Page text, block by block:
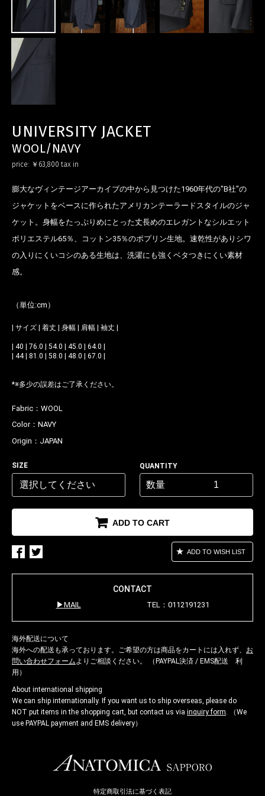
UNIVERSITY JACKET
WOOL/NAVY
price: ￥63,800 tax in
膨大なヴィンテージアーカイブの中から見つけた1960年代の"B社"の
ジャケットをベースに作られたアメリカンテーラードスタイルのジャ
ケット。身幅をたっぷりめにとった丈長めのエレガントなシルエット
ポリエステル65％、コットン35％のポプリン生地。速乾性がありシワ
の入りにくいコシのある生地は、洗濯にも強くベタつきにくい素材
感。
（単位:cm）
| サイズ | 着丈 | 身幅 | 肩幅 | 袖丈 |
| 40 | 76.0 | 54.0 | 45.0 | 64.0 |
| 44 | 81.0 | 58.0 | 48.0 | 67.0 |
*※多少の誤差はご了承ください。
Fabric： WOOL
Color： NAVY
Origin： JAPAN
SIZE QUANTITY
数量
ADD TO CART
お買い物を続ける カートへ進む
ADD TO WISH LIST
CONTACT
MAIL TEL：0112191231
海外配送について
海外への配送も承っております。ご希望の方は商品をカートには入れず、 お
問い合わせフォームよりご相談ください。 （PAYPAL決済 / EMS配送 利
用）
About international shipping
We can ship internationally. If you want us to ship overseas, please do
NOT put items in the shopping cart, but contact us via inquiry form. （We
use PAYPAL payment and EMS delivery）
特定商取引法に基づく表記